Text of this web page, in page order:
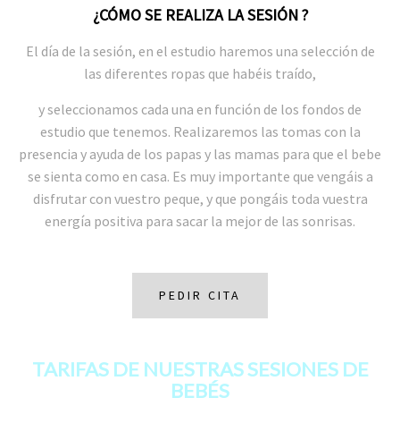
¿CÓMO SE REALIZA LA SESIÓN ?
El día de la sesión, en el estudio haremos una selección de
las diferentes ropas que habéis traído,
y seleccionamos cada una en función de los fondos de
estudio que tenemos. Realizaremos las tomas con la
presencia y ayuda de los papas y las mamas para que el bebe
se sienta como en casa. Es muy importante que vengáis a
disfrutar con vuestro peque, y que pongáis toda vuestra
energía positiva para sacar la mejor de las sonrisas.
PEDIR CITA
TARIFAS DE NUESTRAS SESIONES DE
BEBÉS